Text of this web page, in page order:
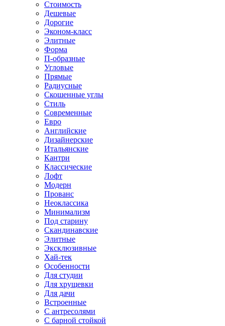
Стоимость
Дешевые
Дорогие
Эконом-класс
Элитные
Форма
П-образные
Угловые
Прямые
Радиусные
Скошенные углы
Стиль
Современные
Евро
Английские
Дизайнерские
Итальянские
Кантри
Классические
Лофт
Модерн
Прованс
Неоклассика
Минимализм
Под старину
Скандинавские
Элитные
Эксклюзивные
Хай-тек
Особенности
Для студии
Для хрущевки
Для дачи
Встроенные
С антресолями
С барной стойкой